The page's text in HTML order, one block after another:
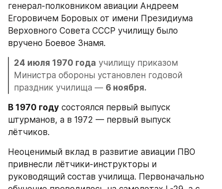
генерал-полковником авиации Андреем
Егоровичем Боровых от имени Президиума
Верховного Совета СССР училищу было
вручено Боевое Знамя.
24 июля 1970 года училищу приказом
Министра обороны установлен годовой
праздник училища — 6 ноября.
В 1970 году состоялся первый выпуск
штурманов, а в 1972 — первый выпуск
лётчиков.
Неоценимый вклад в развитие авиации ПВО
привнесли лётчики-инструкторы и
руководящий состав училища. Первоначально